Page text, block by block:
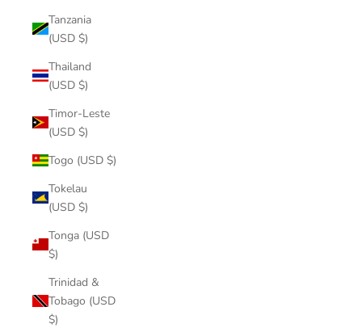
Tanzania
(USD $)
Thailand
(USD $)
Timor-Leste
(USD $)
Togo (USD $)
Tokelau
(USD $)
Tonga (USD
$)
Trinidad &
Tobago (USD
$)